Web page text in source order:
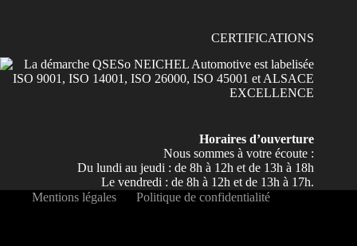
CERTIFICATIONS
Horaires d’ouverture
Nous sommes à votre écoute :
Du lundi au jeudi : de 8h à 12h et de 13h à 18h
Le vendredi : de 8h à 12h et de 13h à 17h.
Mentions légales
Politique de confidentialité